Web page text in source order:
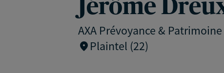
Jérôme
AXA Prévoyance & Patrimoine
Plaintel (22)